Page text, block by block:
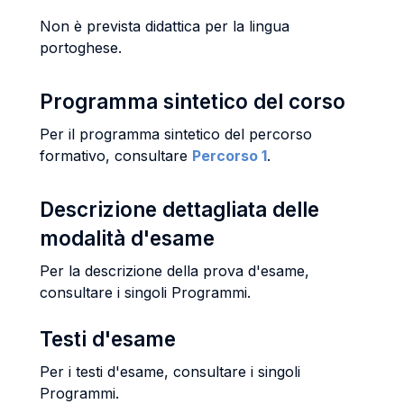
Non è prevista didattica per la lingua
portoghese.
Programma sintetico del corso
Per il programma sintetico del percorso
formativo, consultare Percorso 1.
Descrizione dettagliata delle
modalità d'esame
Per la descrizione della prova d'esame,
consultare i singoli Programmi.
Testi d'esame
Per i testi d'esame, consultare i singoli
Programmi.